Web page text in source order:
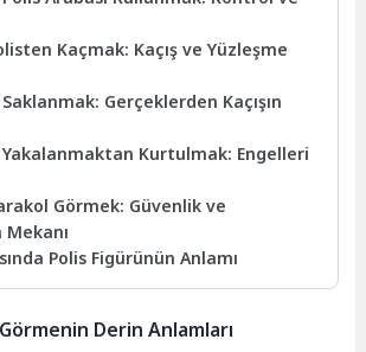
Kaçmak: Kaçış ve Yüzleşme
Gerçeklerden Kaçışın
Yakalanmaktan Kurtulmak: Engelleri
Görmek: Güvenlik ve
Polis Figürünün Anlamı
Derin Anlamları